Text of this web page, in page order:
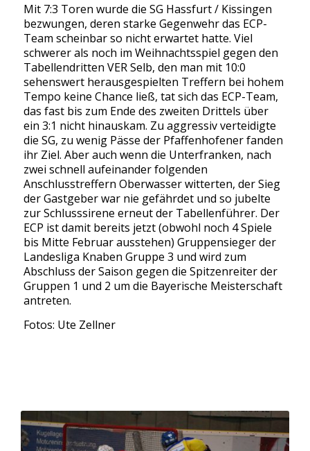
Mit 7:3 Toren wurde die SG Hassfurt / Kissingen
bezwungen, deren starke Gegenwehr das ECP-
Team scheinbar so nicht erwartet hatte. Viel
schwerer als noch im Weihnachtsspiel gegen den
Tabellendritten VER Selb, den man mit 10:0
sehenswert herausgespielten Treffern bei hohem
Tempo keine Chance ließ, tat sich das ECP-Team,
das fast bis zum Ende des zweiten Drittels über
ein 3:1 nicht hinauskam. Zu aggressiv verteidigte
die SG, zu wenig Pässe der Pfaffenhofener fanden
ihr Ziel. Aber auch wenn die Unterfranken, nach
zwei schnell aufeinander folgenden
Anschlusstreffern Oberwasser witterten, der Sieg
der Gastgeber war nie gefährdet und so jubelte
zur Schlusssirene erneut der Tabellenführer. Der
ECP ist damit bereits jetzt (obwohl noch 4 Spiele
bis Mitte Februar ausstehen) Gruppensieger der
Landesliga Knaben Gruppe 3 und wird zum
Abschluss der Saison gegen die Spitzenreiter der
Gruppen 1 und 2 um die Bayerische Meisterschaft
antreten.
Fotos: Ute Zellner